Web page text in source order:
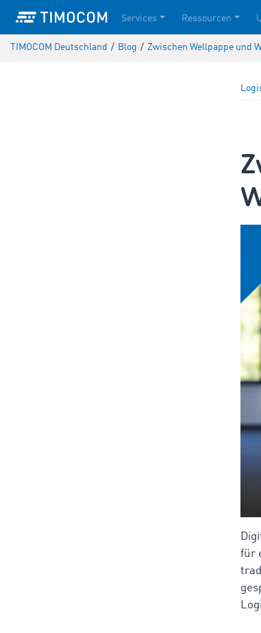
Services Ressourcen
TIMOCOM Deutschland / Blog / Zwischen Wellpappe und
für